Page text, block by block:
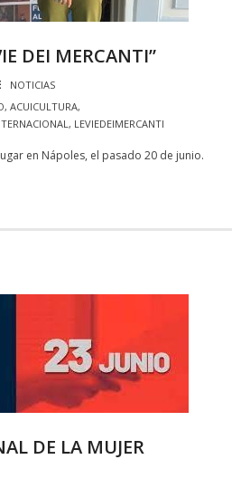
DEI MERCANTI”
NOTICIAS
, ACUICULTURA,
, LEVIEDEIMERCANTI
en Nápoles, el pasado 20 de junio.
DE LA MUJER